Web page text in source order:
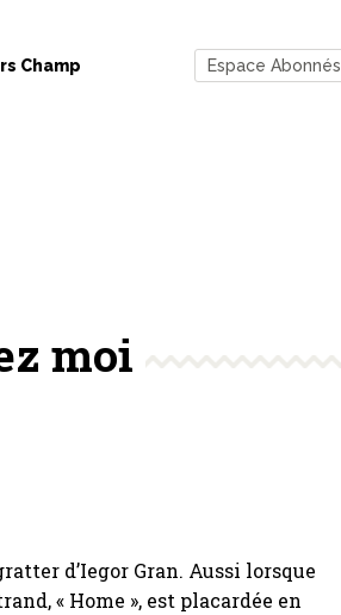
Champ Espace Abonnés
moi
d’Iegor Gran. Aussi lorsque
« Home », est placardée en